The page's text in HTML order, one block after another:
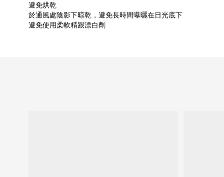
避免烘乾
於通風處陰影下晾乾，避免長時間曝曬在日光底下
避免使用柔軟精跟漂白劑